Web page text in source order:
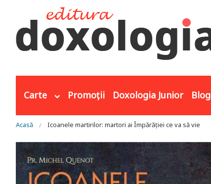
Carte Promoții Doxologia Junior Blog
Eşti aici
Acasă Icoanele martirilor: martori ai Împărăției ce va să vie